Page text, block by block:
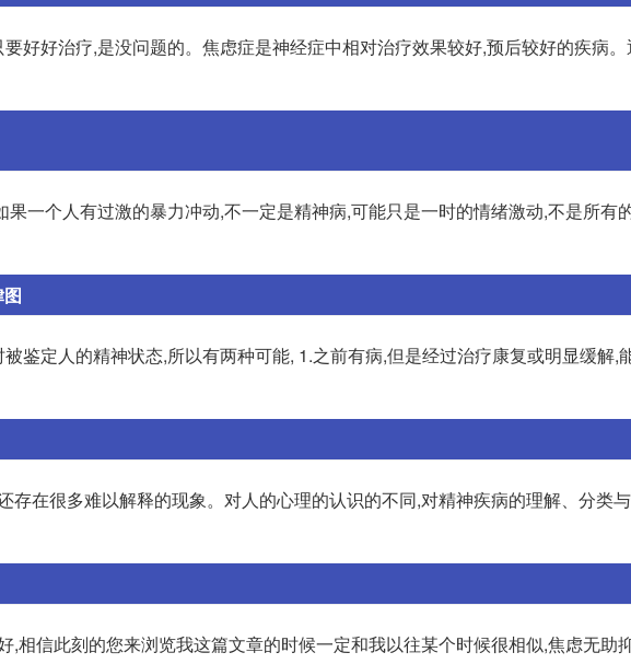
好好治疗,是没问题的。焦虑症是神经症中相对治疗效果较好,预后较好的疾病
一个人有过激的暴力冲动,不一定是精神病,可能只是一时的情绪激动,不是所有
鉴定人的精神状态,所以有两种可能, 1.之前有病,但是经过治疗康复或明显缓解,
存在很多难以解释的现象。对人的心理的认识的不同,对精神疾病的理解、分类
,相信此刻的您来浏览我这篇文章的时候一定和我以往某个时候很相似,焦虑无助